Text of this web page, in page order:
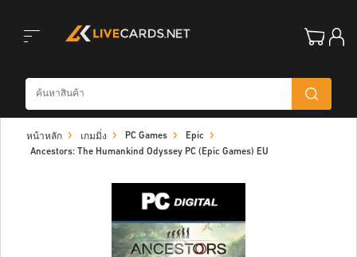
navigation
หน้าหลัก เกมมิ่ง PC Games
Epic
Ancestors: The Humankind Odyssey PC (Epic Games) EU